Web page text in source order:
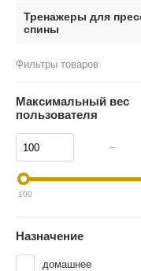
Тренажеры для
спины
Фильтры товаров
Максимальный вес
пользователя
–
100
Назначение
домашнее